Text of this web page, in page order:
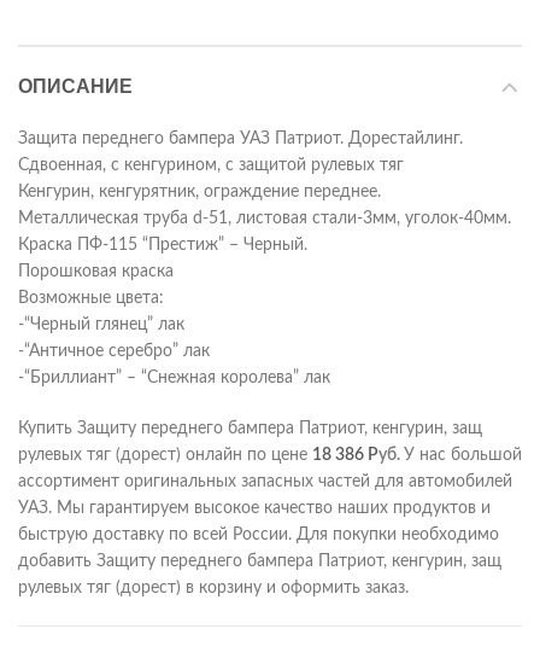
ОПИСАНИЕ
Защита переднего бампера УАЗ Патриот. Дорестайлинг.
Сдвоенная, с кенгурином, с защитой рулевых тяг
Кенгурин, кенгурятник, ограждение переднее.
Металлическая труба d-51, листовая стали-3мм, уголок-40мм.
Краска ПФ-115 “Престиж” – Черный.
Порошковая краска
Возможные цвета:
-“Черный глянец” лак
-“Античное серебро” лак
-“Бриллиант” – “Снежная королева” лак
Купить Защиту переднего бампера Патриот, кенгурин, защ
рулевых тяг (дорест) онлайн по цене 18 386 Руб. У нас большой
ассортимент оригинальных запасных частей для автомобилей
УАЗ. Мы гарантируем высокое качество наших продуктов и
быструю доставку по всей России. Для покупки необходимо
добавить Защиту переднего бампера Патриот, кенгурин, защ
рулевых тяг (дорест) в корзину и оформить заказ.